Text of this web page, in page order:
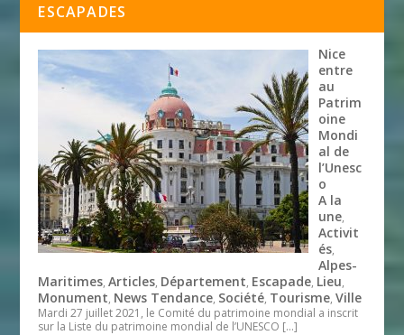
ESCAPADES
Nice
entre
au
Patrim
oine
Mondi
al de
l’Unesc
o
A la
une,
Activit
és,
Alpes-
Maritimes,Articles, Département, Escapade, Lieu,
Monument, News Tendance, Société, Tourisme,Ville
Mardi 27 juillet 2021, le Comité du patrimoine mondial a inscrit
sur la Liste du patrimoine mondial de l’UNESCO […]